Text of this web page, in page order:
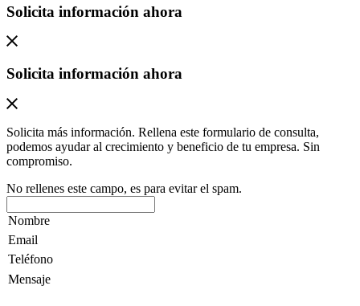
Solicita información ahora
Solicita información ahora
Solicita más información. Rellena este formulario de consulta,
podemos ayudar al crecimiento y beneficio de tu empresa. Sin
compromiso.
No rellenes este campo, es para evitar el spam.